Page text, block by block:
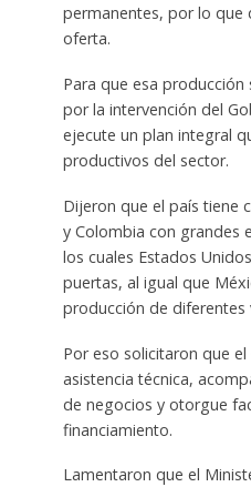
permanentes, por lo que
oferta.
Para que esa
por la intervención del
ejecute un plan integral
productivos del sector.
Dijeron que el país tiene
y Colombia con grandes
los cuales Estados
puertas, al igual que
producción de diferentes
Por eso solicitaron que
asistencia técnica,
de negocios y otorgue
financiamiento.
Lamentaron que el